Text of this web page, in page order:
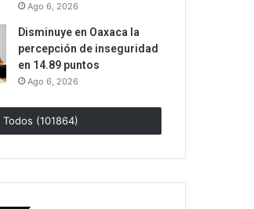
Ago 6, 2026
Disminuye en Oaxaca la
percepción de inseguridad
en 14.89 puntos
Ago 6, 2026
Todos (101864)